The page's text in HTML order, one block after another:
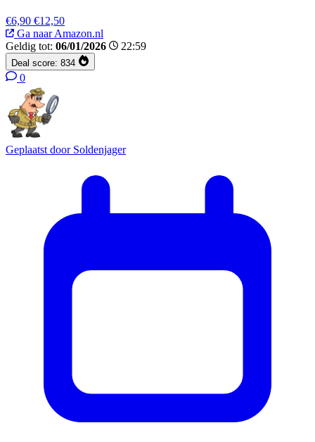
€6,90 €12,50
Ga naar Amazon.nl
Geldig tot: 06/01/2026 22:59
Deal score: 834
0
Geplaatst door Soldenjager